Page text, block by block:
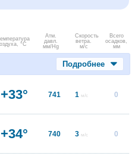
°C
Атм.
давл.
мм/Hg
Скорость
ветра.
м/с
Всего
осадков,
мм
Подробнее
+33° 741 1 м/с 0
+34° 740 3 м/с 0